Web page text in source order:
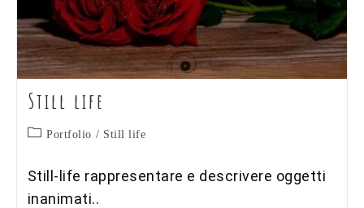
Still life
Categoria
Portfolio / Still life
Still-life rappresentare e descrivere oggetti
inanimati..